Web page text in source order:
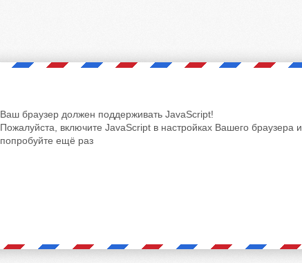
Ваш браузер должен поддерживать JavaScript!
Пожалуйста, включите JavaScript в настройках Вашего браузера и
попробуйте ещё раз